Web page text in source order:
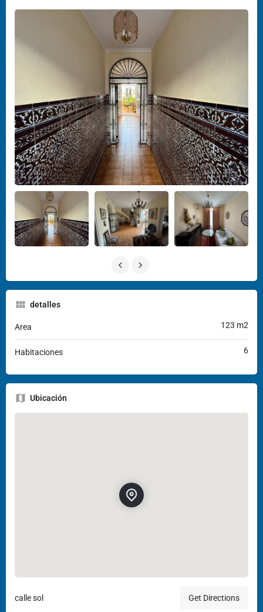
detalles
Area 123 m2
Habitaciones 6
Ubicación
calle sol Get Directions